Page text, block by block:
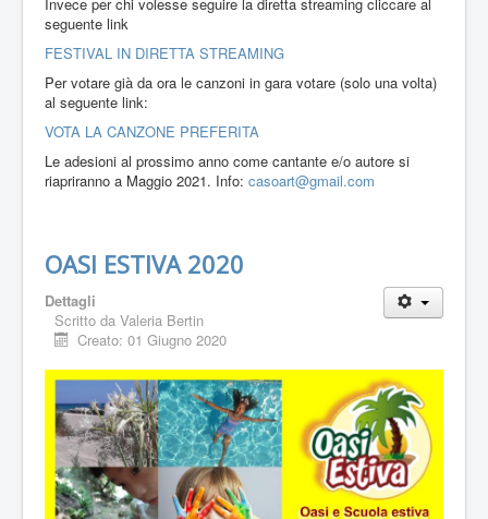
Invece per chi volesse seguire la diretta streaming cliccare al
seguente link
FESTIVAL IN DIRETTA STREAMING
Per votare già da ora le canzoni in gara votare (solo una volta)
al seguente link:
VOTA LA CANZONE PREFERITA
Le adesioni al prossimo anno come cantante e/o autore si
riapriranno a Maggio 2021. Info: casoart@gmail.com
OASI ESTIVA 2020
Dettagli
Scritto da Valeria Bertin
Creato: 01 Giugno 2020